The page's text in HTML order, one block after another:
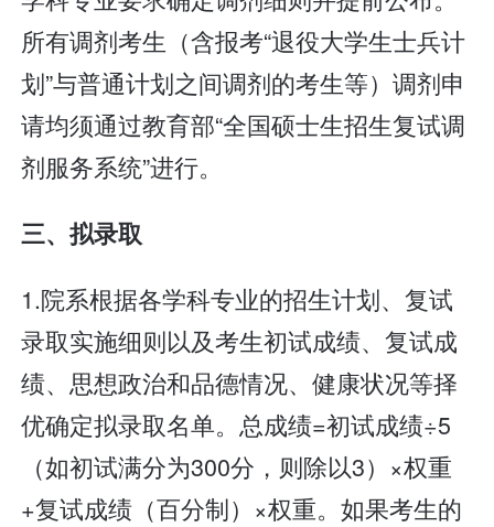
所有调剂考生（含报考“退役大学生士兵计
划”与普通计划之间调剂的考生等）调剂申
请均须通过教育部“全国硕士生招生复试调
剂服务系统”进行。
三、拟录取
1.院系根据各学科专业的招生计划、复试
录取实施细则以及考生初试成绩、复试成
绩、思想政治和品德情况、健康状况等择
优确定拟录取名单。总成绩=初试成绩÷5
（如初试满分为300分，则除以3）×权重
+复试成绩（百分制）×权重。如果考生的